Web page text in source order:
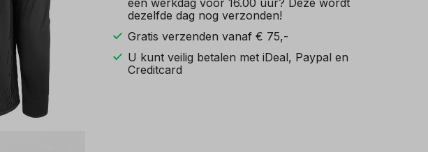
een werkdag vóór 16.00 uur? Deze wordt
dezelfde dag nog verzonden!
Gratis verzenden vanaf € 75,-
U kunt veilig betalen met iDeal, Paypal en
Creditcard